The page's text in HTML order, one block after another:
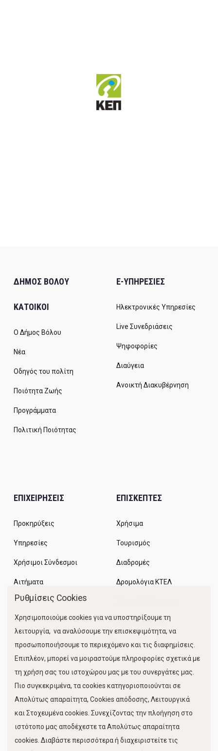
ΔΗΜΟΣ ΒΟΛΟΥ
ΚΑΤΟΙΚΟΙ
Ο Δήμος Βόλου
Νέα
Οδηγός του πολίτη
Ποιότητα Ζωής
Προγράμματα
Πολιτική Ποιότητας
E-ΥΠΗΡΕΣΙΕΣ
Ηλεκτρονικές Υπηρεσίες
Live Συνεδριάσεις
Ψηφοφορίες
Διαύγεια
Ανοικτή Διακυβέρνηση
ΕΠΙΧΕΙΡΗΣΕΙΣ
Προκηρύξεις
Υπηρεσίες
Χρήσιμοι Σύνδεσμοι
Αιτήματα
ΕΠΙΣΚΕΠΤΕΣ
Χρήσιμα
Τουρισμός
Διαδρομές
Δρομολόγια ΚΤΕΛ
Κίνηση Λιμένος
FOLLOW US
Ρυθμίσεις Cookies
Χρησιμοποιούμε cookies για να υποστηρίξουμε τη
λειτουργία, να αναλύσουμε την επισκεψιμότητα, να
προσωποποιήσουμε το περιεχόμενο και τις διαφημίσεις.
Επιπλέον, μπορεί να μοιραστούμε πληροφορίες σχετικά με
τη χρήση σας του ιστοχώρου μας με του συνεργάτες μας.
Πιο συγκεκριμένα, τα cookies κατηγοριοποιούνται σε
Απολύτως απαραίτητα, Cookies απόδοσης, Λειτουργικά
και Στοχευμένα cookies. Συνεχίζοντας την πλοήγηση στο
ιστότοπο μας αποδέχεστε τα Απολύτως απαραίτητα
cookies. Διαβάστε περισσότερα ή διαχειριστείτε τις